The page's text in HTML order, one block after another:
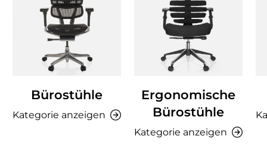
Bürostühle
Kategorie anzeigen
Ergonomische
Bürostühle
Kategorie anzeigen